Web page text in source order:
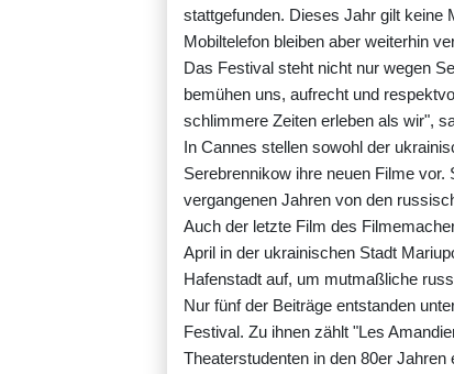
stattgefunden. Dieses Jahr gilt keine
Mobiltelefon bleiben aber weiterhin
Das Festival steht nicht nur wegen
bemühen uns, aufrecht und
schlimmere Zeiten erleben als wir",
In Cannes stellen sowohl der
Serebrennikow ihre neuen Filme
vergangenen Jahren von den
Auch der letzte Film des
April in der ukrainischen Stadt
Hafenstadt auf, um mutmaßliche
Nur fünf der Beiträge entstanden
Festival. Zu ihnen zählt "Les
Theaterstudenten in den 80er Jahren